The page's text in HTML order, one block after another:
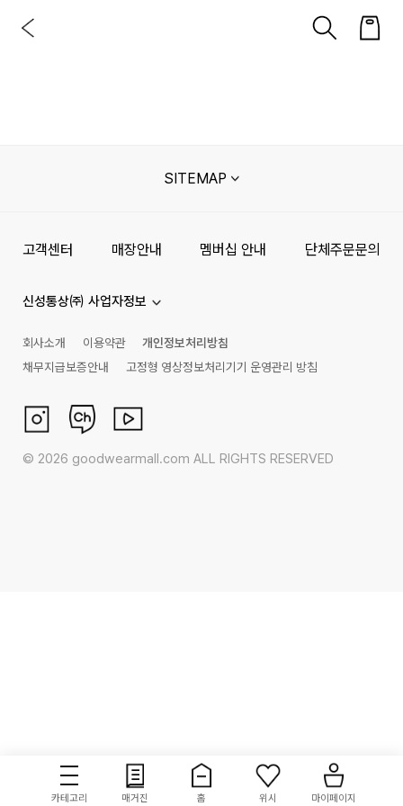
카테고리 매거진 홈 위시 마이페이지
SITEMAP
고객센터 매장안내 멤버십 안내 단체주문문의
신성통상㈜ 사업자정보
회사소개 이용약관
개인정보처리방침
채무지급보증안내
고정형 영상정보처리기기 운영관리 방침
© 2026 goodwearmall.com ALL RIGHTS RESERVED